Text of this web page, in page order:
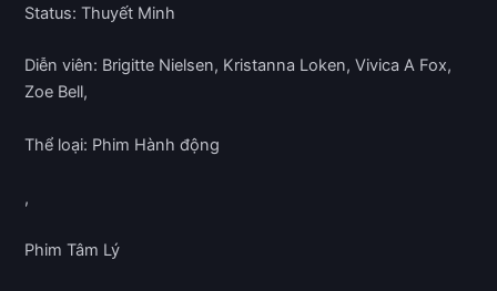
Status: Thuyết Minh
Diễn viên: Brigitte Nielsen, Kristanna Loken, Vivica A Fox,
Zoe Bell,
Thể loại: Phim Hành động
,
Phim Tâm Lý